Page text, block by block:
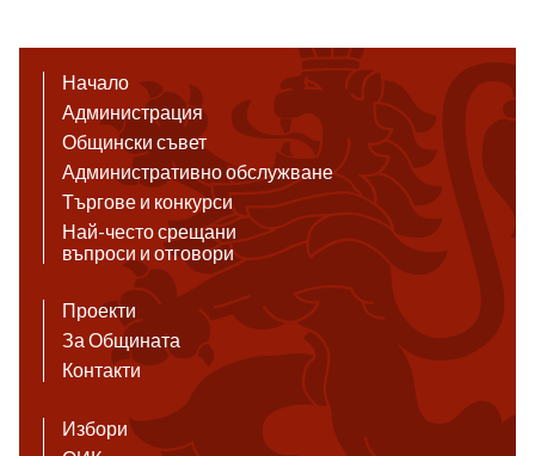
Начало
Администрация
Общински съвет
Административно обслужване
Търгове и конкурси
Най-често срещани
въпроси и отговори
Проекти
За Общината
Контакти
Избори